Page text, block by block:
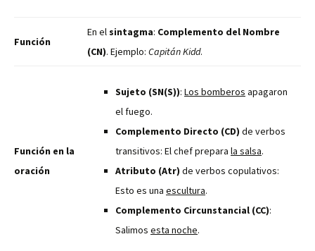
Función
En elsintagma: Complemento del Nombre
(CN). Ejemplo: Capitán Kidd.
Función en la
oración
Sujeto (SN(S)): Los bomberos apagaron
el fuego.
Complemento Directo (CD) de verbos
transitivos: El chef prepara la salsa.
Atributo (Atr) de verbos copulativos:
Esto es una escultura.
Complemento Circunstancial (CC):
Salimos esta noche.